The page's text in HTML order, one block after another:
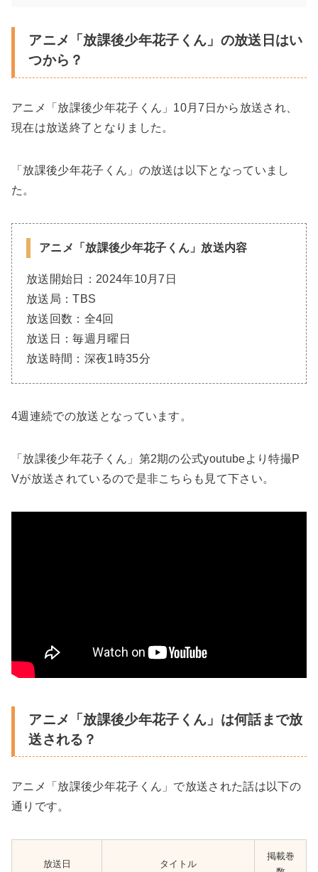
アニメ「放課後少年花子くん」の放送日はい
つから？
アニメ「放課後少年花子くん」10月7日から放送され、
現在は放送終了となりました。
「放課後少年花子くん」の放送は以下となっていまし
た。
アニメ「放課後少年花子くん」放送内容
放送開始日：2024年10月7日
放送局：TBS
放送回数：全4回
放送日：毎週月曜日
放送時間：深夜1時35分
4週連続での放送となっています。
「放課後少年花子くん」第2期の公式youtubeより特撮P
Vが放送されているので是非こちらも見て下さい。
アニメ「放課後少年花子くん」は何話まで放
送される？
アニメ「放課後少年花子くん」で放送された話は以下の
通りです。
放送日 タイトル
掲載巻